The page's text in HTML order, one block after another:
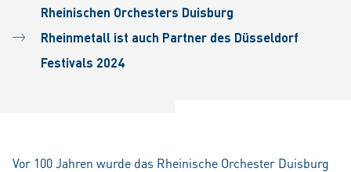
Rheinischen Orchesters Duisburg
Rheinmetall ist auch Partner des Düsseldorf
Festivals 2024
Vor 100 Jahren wurde das Rheinische Orchester Duisburg